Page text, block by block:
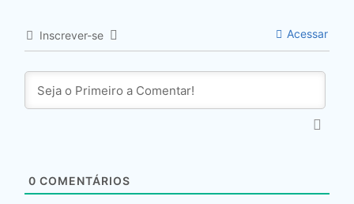
Inscrever-se Acessar
0 COMENTÁRIOS